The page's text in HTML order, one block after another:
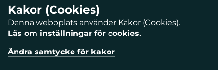
Kakor (Cookies)
Denna webbplats använder Kakor (Cookies).
Läs om inställningar för cookies.
Ändra samtycke för kakor